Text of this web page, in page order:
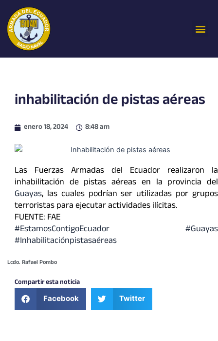
contenido
inhabilitación de pistas aéreas
enero 18, 2024 8:48 am
Las Fuerzas Armadas del Ecuador realizaron la
inhabilitación de pistas aéreas en la provincia del
Guayas, las cuales podrían ser utilizadas por grupos
terroristas para ejecutar actividades ilícitas.
FUENTE: FAE
#EstamosContigoEcuador #Guayas
#Inhabilitaciónpistasaéreas
Lcdo. Rafael Pombo
Compartir esta noticia
Facebook Twitter